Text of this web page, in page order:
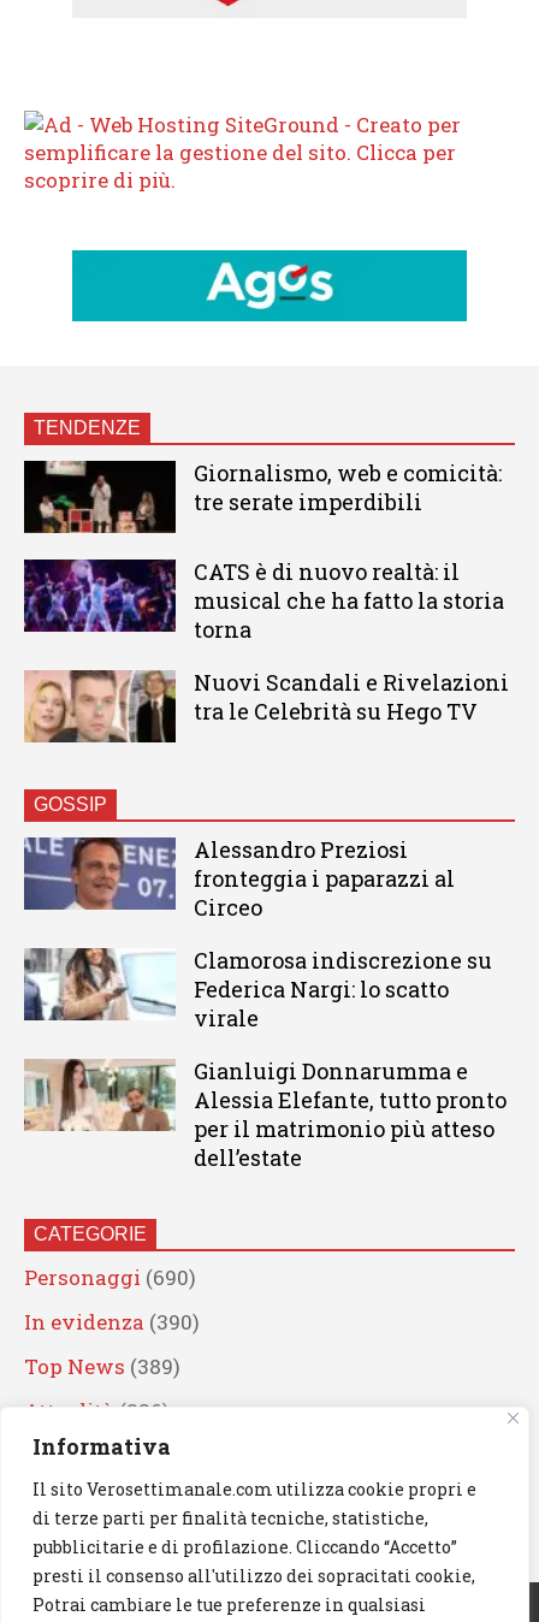
Informativa
Il sito Verosettimanale.com utilizza cookie propri e
di terze parti per finalità tecniche, statistiche,
pubblicitarie e di profilazione. Cliccando “Accetto”
presti il consenso all'utilizzo dei sopracitati cookie,
Potrai cambiare le tue preferenze in qualsiasi
TENDENZE
Giornalismo, web e comicità:
tre serate imperdibili
CATS è di nuovo realtà: il
musical che ha fatto la storia
torna
Nuovi Scandali e Rivelazioni
tra le Celebrità su Hego TV
GOSSIP
Alessandro Preziosi
fronteggia i paparazzi al
Circeo
Clamorosa indiscrezione su
Federica Nargi: lo scatto
virale
Gianluigi Donnarumma e
Alessia Elefante, tutto pronto
per il matrimonio più atteso
dell’estate
CATEGORIE
Personaggi (690)
In evidenza (390)
Top News (389)
Attualità (336)
Eventi(330)
Artisti (241)
News(239)
Cerca